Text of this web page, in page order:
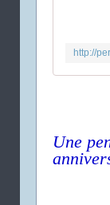
Une